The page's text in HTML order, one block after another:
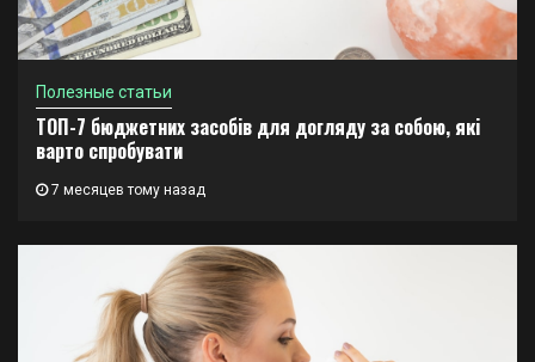
Полезные статьи
ТОП-7 бюджетних засобів для догляду за собою, які
варто спробувати
7 месяцев тому назад